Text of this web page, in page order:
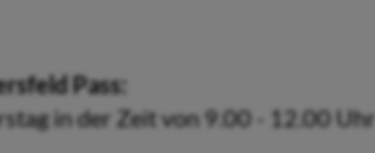
Pass:
in der Zeit von 9.00 - 12.00 Uhr